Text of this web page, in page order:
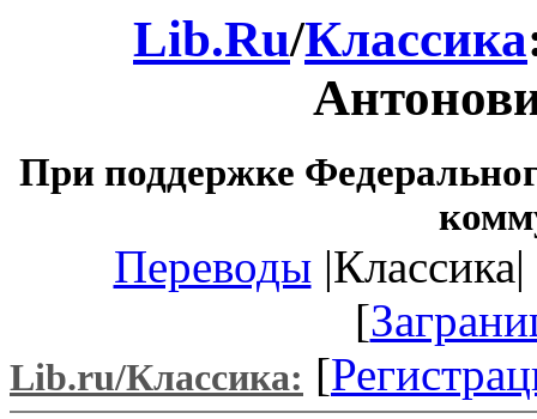
Lib.Ru/Классика
При поддержке
Переводы
[
Lib.ru/Классика: [